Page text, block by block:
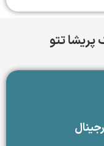
پریشا تتو